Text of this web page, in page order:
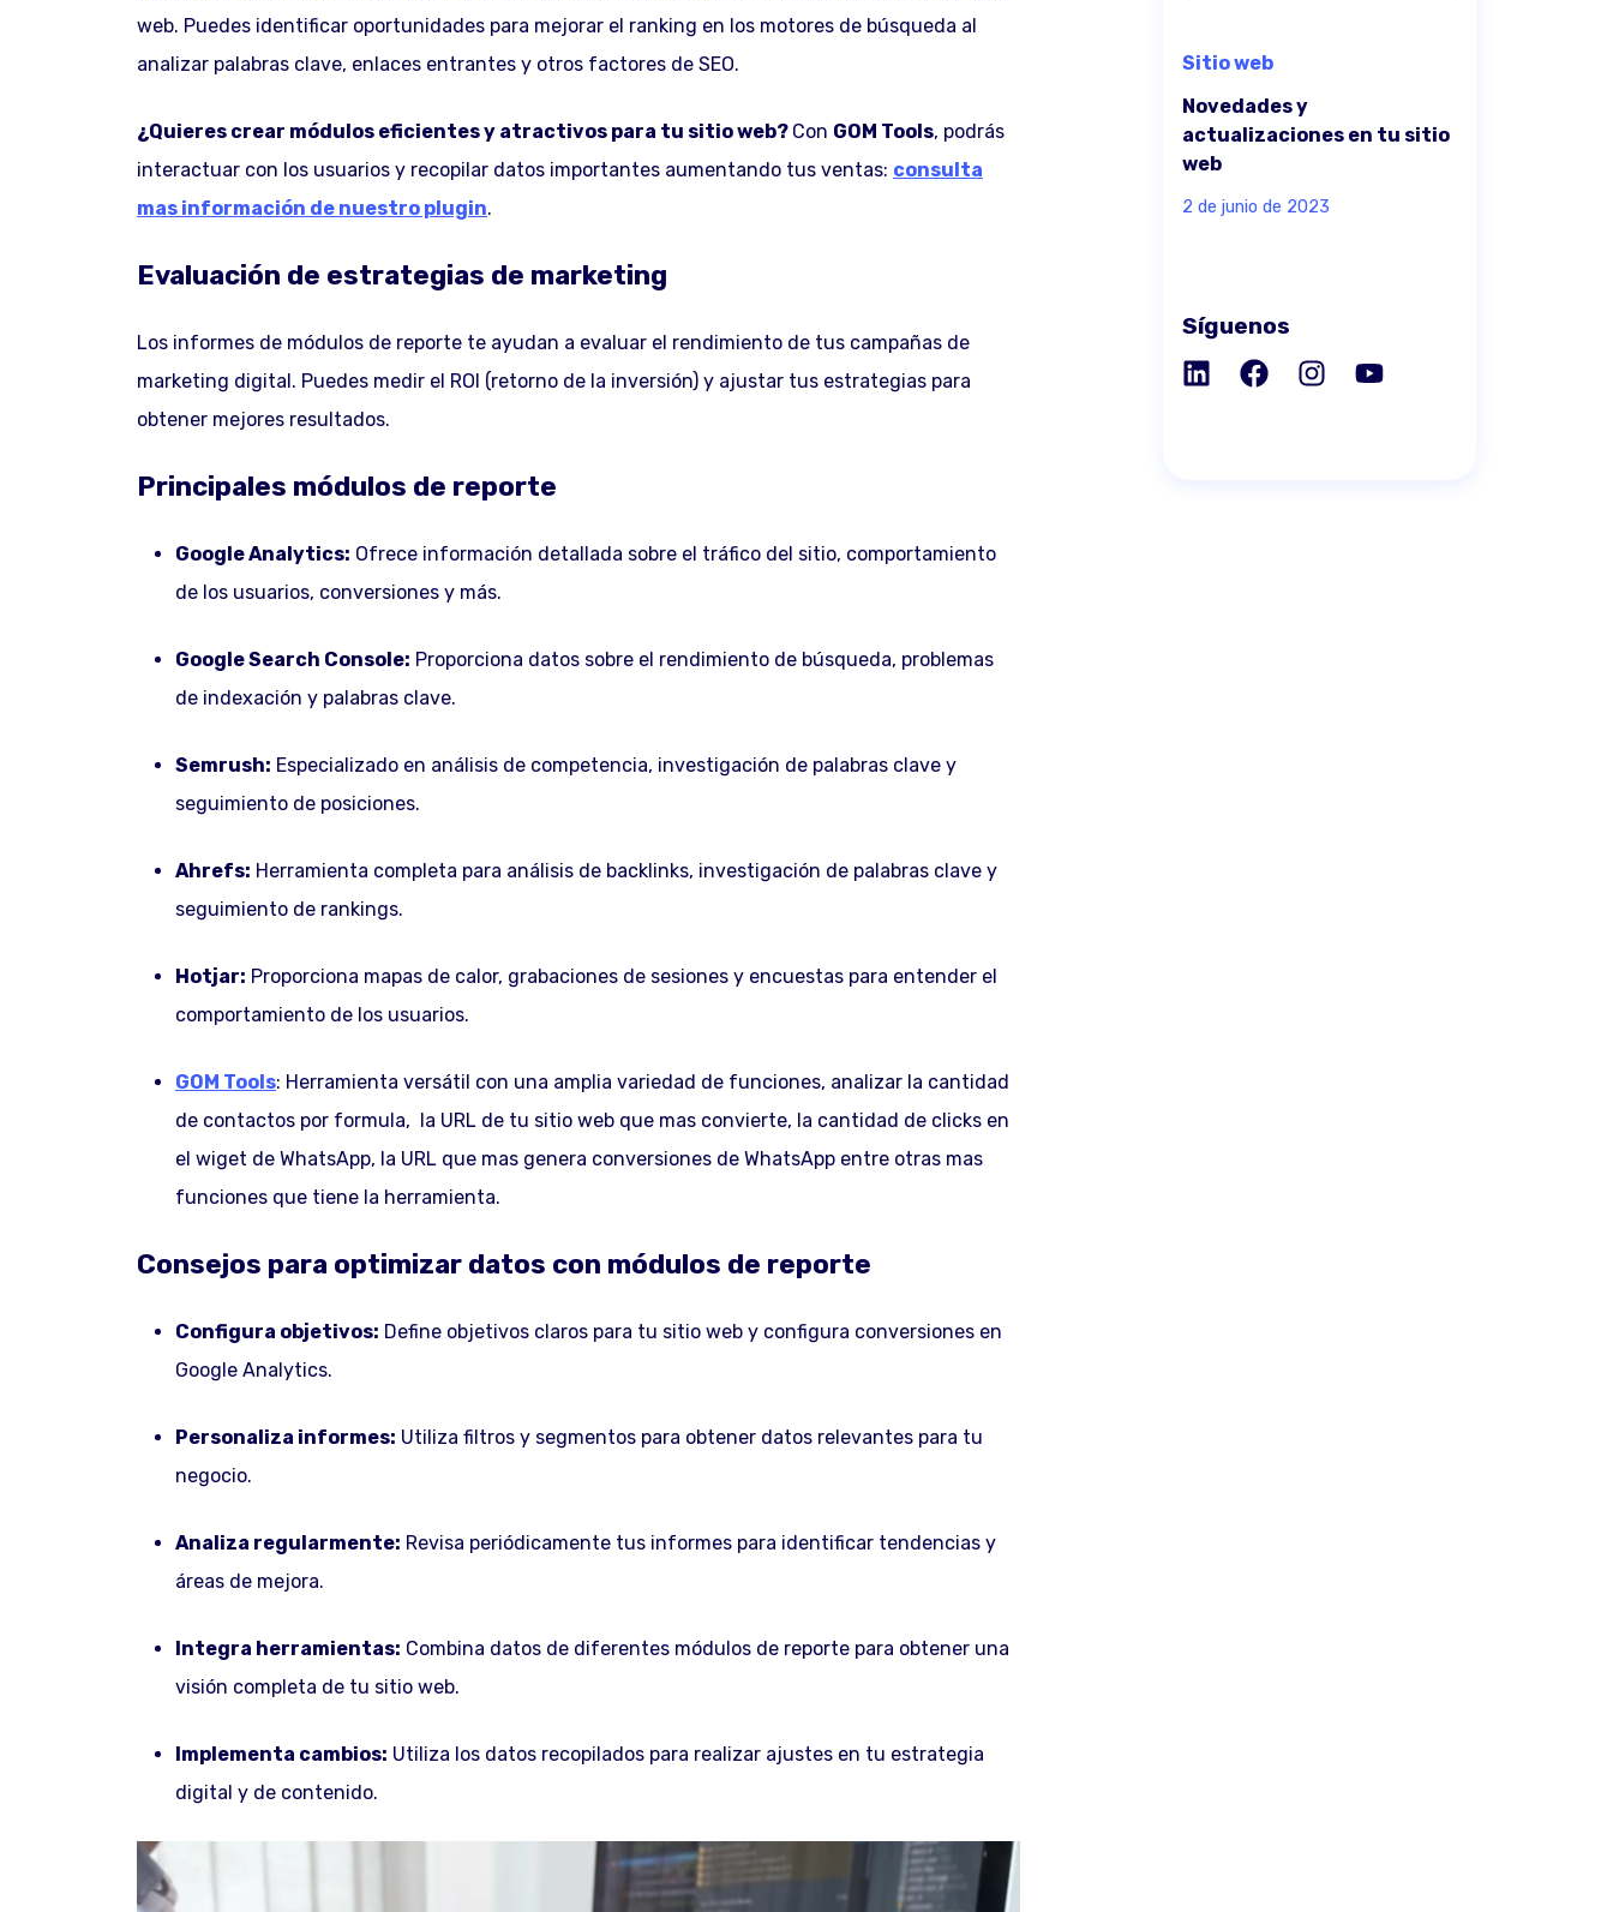
web. Puedes identificar oportunidades para mejorar el ranking en los motores de búsqueda al
analizar palabras clave, enlaces entrantes y otros factores de SEO.
¿Quieres crear módulos eficientes y atractivos para tu sitio web? Con GOM Tools, podrás
interactuar con los usuarios y recopilar datos importantes aumentando tus ventas: consulta
mas información de nuestro plugin.
Evaluación de estrategias de marketing
Los informes de módulos de reporte te ayudan a evaluar el rendimiento de tus campañas de
marketing digital. Puedes medir el ROI (retorno de la inversión) y ajustar tus estrategias para
obtener mejores resultados.
Principales módulos de reporte
Google Analytics: Ofrece información detallada sobre el tráfico del sitio, comportamiento
de los usuarios, conversiones y más.
Google Search Console: Proporciona datos sobre el rendimiento de búsqueda, problemas
de indexación y palabras clave.
Semrush: Especializado en análisis de competencia, investigación de palabras clave y
seguimiento de posiciones.
Ahrefs: Herramienta completa para análisis de backlinks, investigación de palabras clave y
seguimiento de rankings.
Hotjar: Proporciona mapas de calor, grabaciones de sesiones y encuestas para entender el
comportamiento de los usuarios.
GOM Tools: Herramienta versátil con una amplia variedad de funciones, analizar la cantidad
de contactos por formula, la URL de tu sitio web que mas convierte, la cantidad de clicks en
el wiget de WhatsApp, la URL que mas genera conversiones de WhatsApp entre otras mas
funciones que tiene la herramienta.
Consejos para optimizar datos con módulos de reporte
Configura objetivos: Define objetivos claros para tu sitio web y configura conversiones en
Google Analytics.
Personaliza informes: Utiliza filtros y segmentos para obtener datos relevantes para tu
negocio.
Analiza regularmente: Revisa periódicamente tus informes para identificar tendencias y
áreas de mejora.
Integra herramientas: Combina datos de diferentes módulos de reporte para obtener una
visión completa de tu sitio web.
Implementa cambios: Utiliza los datos recopilados para realizar ajustes en tu estrategia
digital y de contenido.
Sitio web
Novedades y
actualizaciones en tu sitio
web
2 de junio de 2023
Síguenos